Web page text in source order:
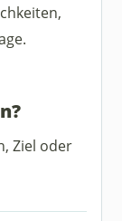
Ziel oder